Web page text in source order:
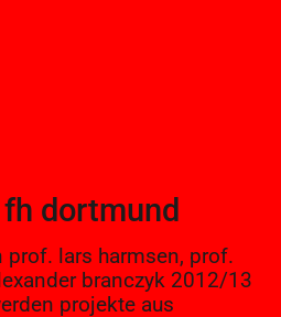
fh dortmund
prof. lars harmsen, prof.
branczyk 2012/13
projekte aus